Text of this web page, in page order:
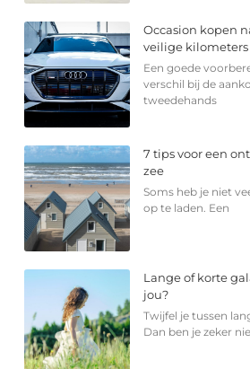
Occasion kopen
veilige kilometers
Een goede
verschil bij de
tweedehands
7 tips voor een
zee
Soms heb je niet
op te laden. Een
Lange of korte
jou?
Twijfel je tussen
Dan ben je zeker